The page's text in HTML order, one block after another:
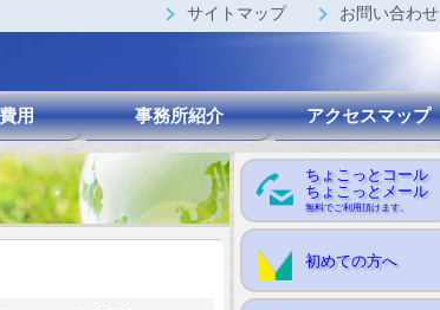
サイトマップ お問い合わせ
用 事務所紹介 アクセスマップ
ちょこっとコール
ちょこっとメール
無料でご利用頂けます。
初めての方へ